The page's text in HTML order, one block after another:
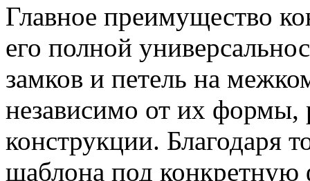
Главное преимущество
его полной
замков и петель на
независимо от их формы,
конструкции. Благодаря
шаблона под конкретную